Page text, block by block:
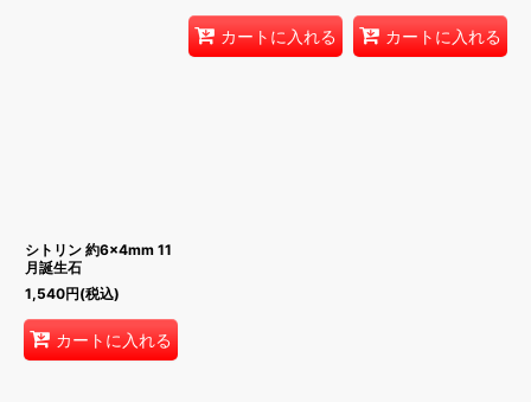
カートに入れる カートに入れる
シトリン 約6×4mm 11
月誕生石
1,540円(税込)
カートに入れる